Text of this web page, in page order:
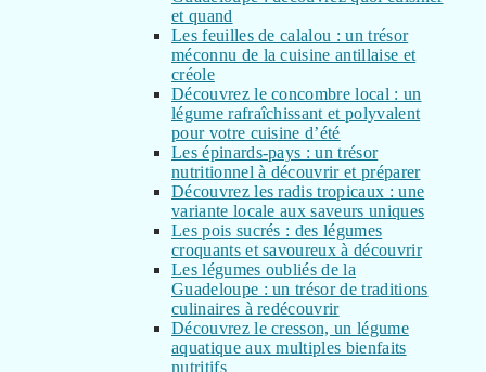
et quand
Les feuilles de calalou : un trésor
méconnu de la cuisine antillaise et
créole
Découvrez le concombre local : un
légume rafraîchissant et polyvalent
pour votre cuisine d’été
Les épinards-pays : un trésor
nutritionnel à découvrir et préparer
Découvrez les radis tropicaux : une
variante locale aux saveurs uniques
Les pois sucrés : des légumes
croquants et savoureux à découvrir
Les légumes oubliés de la
Guadeloupe : un trésor de traditions
culinaires à redécouvrir
Découvrez le cresson, un légume
aquatique aux multiples bienfaits
nutritifs